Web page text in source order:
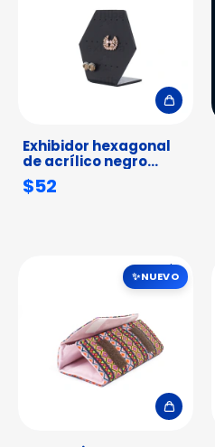
Exhibidor hexagonal
de acrílico negro
mate | 10 pares de
aretes
$52
1/6
NUEVO